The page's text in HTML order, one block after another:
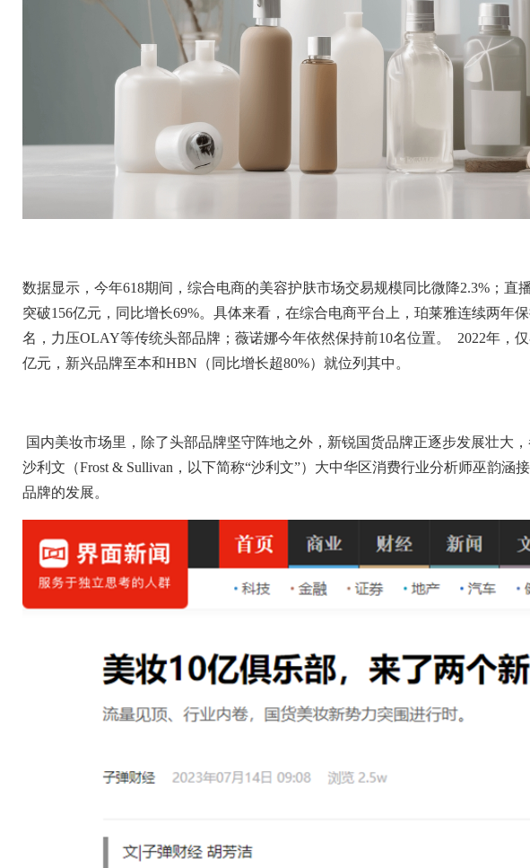
数据显示，今年618期间，综合电商的美容护肤市场交易规模同比微降2.3% ；直
突破156亿元，同比增长69%。具体来看，在综合电商平台上，珀莱雅连续两年
名，力压OLAY等传统头部品牌；薇诺娜今年依然保持前10名位置。 2022年，
亿元，新兴品牌至本和HBN （同比增长超80%）就位列其中。
国内美妆市场里，除了头部品牌坚守阵地之外，新锐国货品牌正逐步发展壮大
沙利文（Frost & Sullivan ，以下简称“沙利文”）大中华区消费行业分析师巫韵涵
品牌的发展。